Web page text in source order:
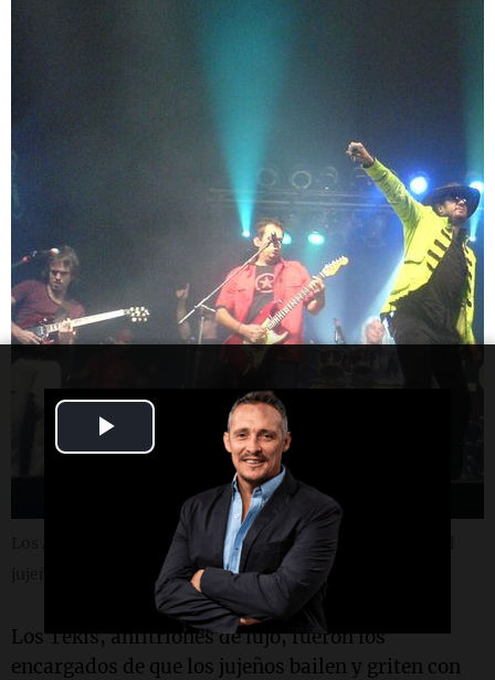
Los Auténticos Decadentes traen toda su fiesta al carnaval
Los Tekis, anfitriones de lujo, fueron los
encargados de que los jujeños bailen y griten con